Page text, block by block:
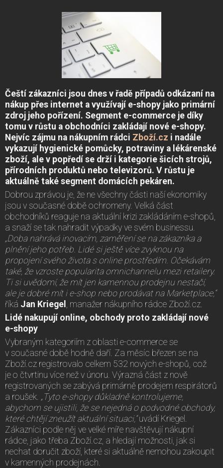
Čeští zákazníci jsou dnes v řadě případů odkázaní na
nákup přes internet a využívají e-shopy jako primární
zdroj jeho pořízení. Segment e-commerce je díky
tomu v růstu a obchodníci zakládají nové e-shopy.
Nejvíc zájmu na nákupním rádci Zboží.cz i nadále
vykazují hygienické pomůcky, potraviny a lékárenské
zboží, ale v popředí se drží i kategorie šicích strojů,
přírodních produktů nebo televizorů. V růstu je
aktuálně také segment domácích pekáren.
Dobrou zprávou je, že ne všechny části naší ekonomiky
jsou v současné době ochromeny. Velká část
obchodníků reaguje na aktuální krizi zakládáním e-shopů,
a snaží se tak nahradit výpadky ve svém businessu.
„Doba nahrává inovacím, zaměření se na zákazníka a
plnění jeho potřeb. Lidé si ještě více zvyknou na
propojení svého života s online prostředím. Očekávám
také, že vzroste popularita omnichannelu mezi retailery.
Ti si uvědomí, že mít jen kamennou prodejnu nestačí,
ale je dobré mít i e-shop nebo prodávat na Marketplace,“
říká Jan Kriegel
, manažer nákupního rádce Zboží.cz.
Lidé nakupují online, obchody proto zakládají nové
e-shopy
Vybraným kategoriím z oblasti e-commerce se
v současné době hodně daří. Za měsíc březen se na
Zboží.cz registrovalo celkem 532 nových e-shopů, což
je o čtvrtinu více než v únoru. Výrazná část z nově
registrovaných se zabývá primárně prodejem respirátorů
a roušek. „Tyto e-shopy důkladně kontrolujeme,
abychom se ujistili, že se nejedná o podvodné obchody,
které chtějí zneužít aktuální situaci,“uvádí Kriegel.
Zákazníci podle něj ve velké míře navštěvují nákupní
rádce, jako třeba Zboží.cz, a hledají možnosti, jak si
nechat doručit zboží, které si aktuálně nemohou zakoupit
v kamenných prodejnách.